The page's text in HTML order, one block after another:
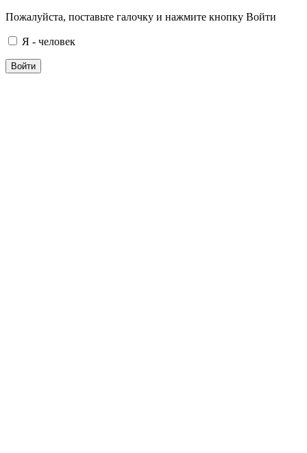
Пожалуйста, поставьте галочку и нажмите кнопку Войти
Я - человек